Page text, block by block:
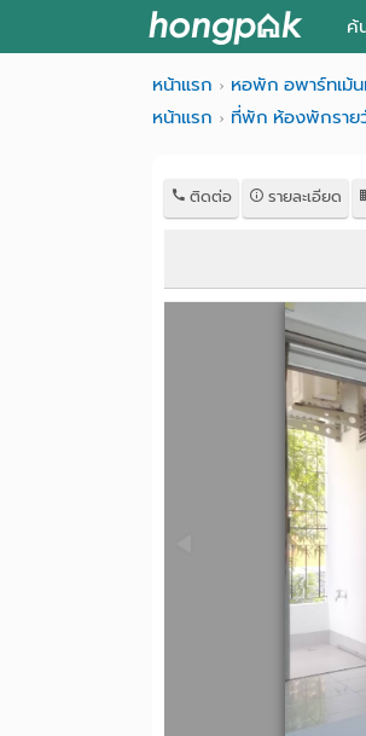
ค้
หน้าแรก หอพัก อพาร์ทเม้
หน้าแรก
ที่พัก ห้องพักราย
ติดต่อ รายละเอียด